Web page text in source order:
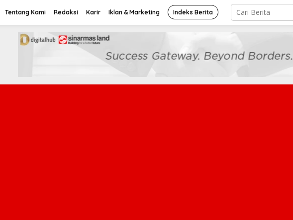
Tentang Kami Redaksi Karir Iklan & Marketing Indeks Berita